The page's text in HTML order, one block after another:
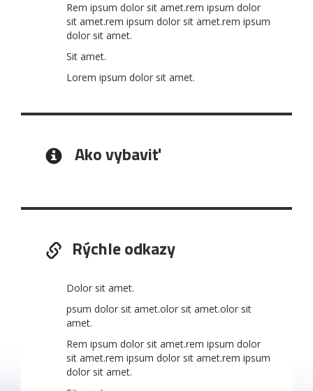
Rem ipsum dolor sit amet.rem ipsum dolor
sit amet.rem ipsum dolor sit amet.rem ipsum
dolor sit amet.
Sit amet.
Lorem ipsum dolor sit amet.
Ako vybaviť
Rýchle odkazy
Dolor sit amet.
psum dolor sit amet.olor sit amet.olor sit
amet.
Rem ipsum dolor sit amet.rem ipsum dolor
sit amet.rem ipsum dolor sit amet.rem ipsum
dolor sit amet.